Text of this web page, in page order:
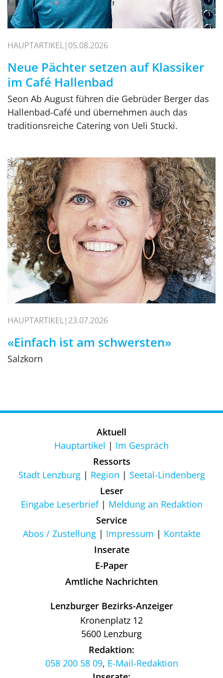
HAUPTARTIKEL 05.08.2026
Neue Pächter setzen auf Klassiker
im Café Hallenbad
Seon Ab August führen die Gebrüder Berger das
Hallenbad-Café und übernehmen auch das
traditionsreiche Catering von Ueli Stucki.
HAUPTARTIKEL 23.07.2026
«Einfach ist am schwersten»
Salzkorn
Aktuell
Hauptartikel
Im Gespräch
Ressorts
Stadt Lenzburg
Region
Seetal-Lindenberg
Leser
Eingabe Leserbrief
Meldung an Redaktion
Service
Abos / Zustellung
Impressum
Kontakte
Inserate
E-Paper
Amtliche Nachrichten
Lenzburger Bezirks-Anzeiger
Kronenplatz 12
5600 Lenzburg
Redaktion:
058 200 58 09, E-Mail-Redaktion